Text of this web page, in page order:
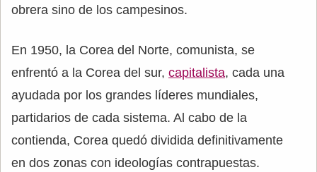
obrera sino de los campesinos.
En 1950, la Corea del Norte, comunista, se
enfrentó a la Corea del sur, capitalista, cada una
ayudada por los grandes líderes mundiales,
partidarios de cada sistema. Al cabo de la
contienda, Corea quedó dividida definitivamente
en dos zonas con ideologías contrapuestas.